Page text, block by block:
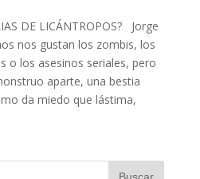
DE LICÁNTROPOS? Jorge
nos gustan los zombis, los
o los asesinos seriales, pero
aparte, una bestia
da miedo que lástima,